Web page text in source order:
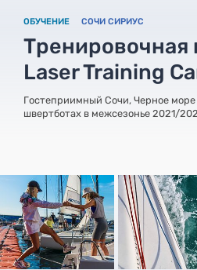
ОБУЧЕНИЕ СОЧИ СИРИУС
Тренировочная
Laser Training
Гостеприимный Сочи, Черное
швертботах в межсезонье 2021/